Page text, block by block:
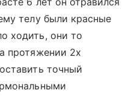
телу были красные
ходить, они то
протяжении 2х
точный